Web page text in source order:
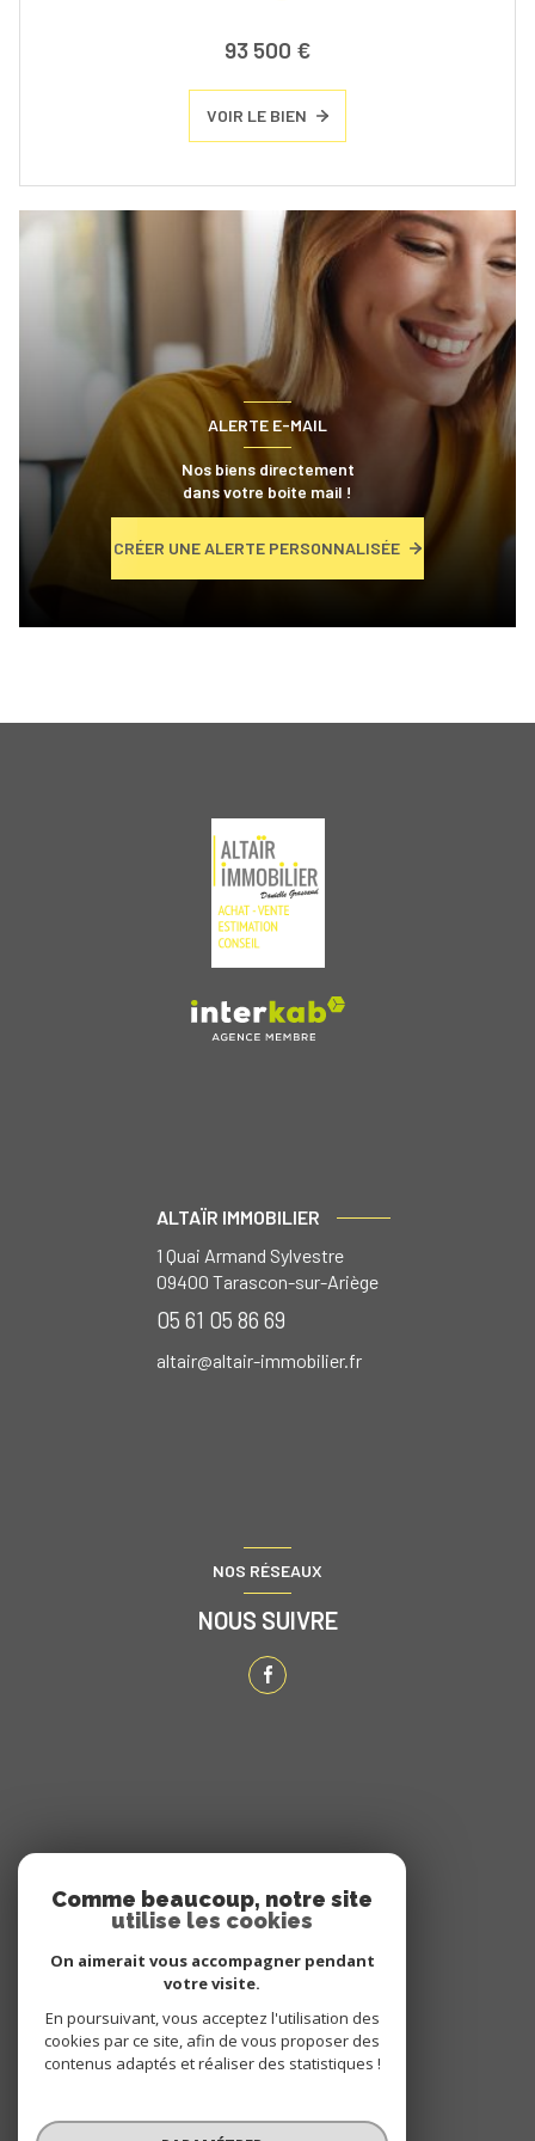
93 500 €
VOIR LE BIEN
ALERTE E-MAIL
Nos biens directement
dans votre boite mail !
CRÉER UNE ALERTE PERSONNALISÉE
ALTAÏR IMMOBILIER
1 Quai Armand Sylvestre
09400 Tarascon-sur-Ariège
05 61 05 86 69
altair@altair-immobilier.fr
NOS RÉSEAUX
NOUS SUIVRE
NOUS ADHÉRONS
Comme beaucoup, notre site
utilise les cookies
On aimerait vous accompagner pendant
votre visite.
En poursuivant, vous acceptez l'utilisation des
cookies par ce site, afin de vous proposer des
contenus adaptés et réaliser des statistiques !